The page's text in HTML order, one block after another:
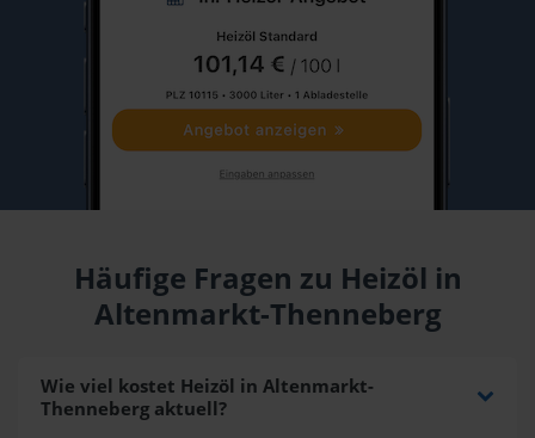
Häufige Fragen zu Heizöl in
Altenmarkt-Thenneberg
Wie viel kostet Heizöl in Altenmarkt-
Thenneberg aktuell?